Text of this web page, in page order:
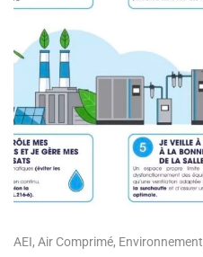
AEI, Air Comprimé, Environnement